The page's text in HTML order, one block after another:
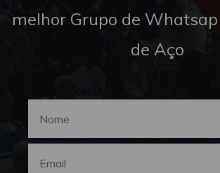
melhor Grupo de
de Aço